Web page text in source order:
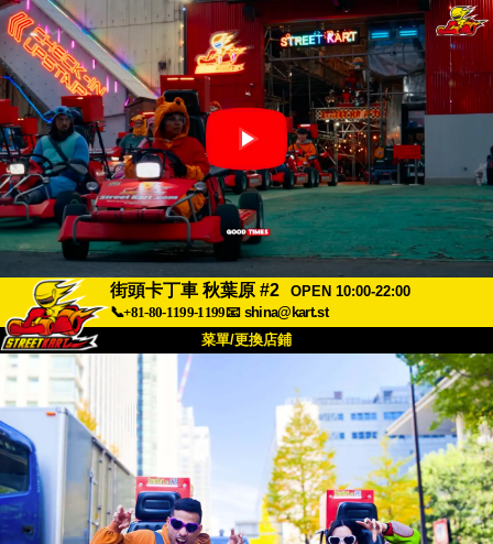
街頭卡丁車 秋葉原 #2
OPEN 10:00-22:00
📞+81-80-1199-1199📧 shina@kart.st
菜單/更換店鋪
關於我們 價格
交通資訊 顧客評價 常見問題
公司 預訂
更換店鋪